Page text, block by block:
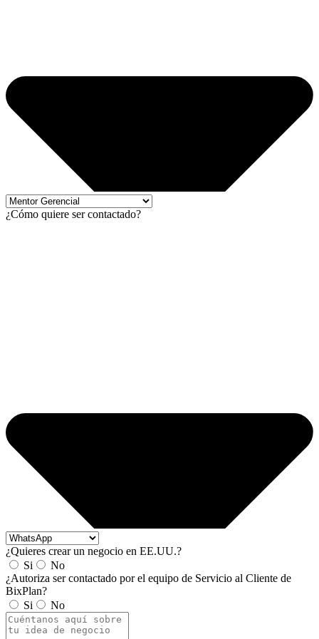
¿Cómo quiere ser contactado?
¿Quieres crear un negocio en EE.UU.?
Si
No
¿Autoriza ser contactado por el equipo de Servicio al Cliente de
BixPlan?
Si
No